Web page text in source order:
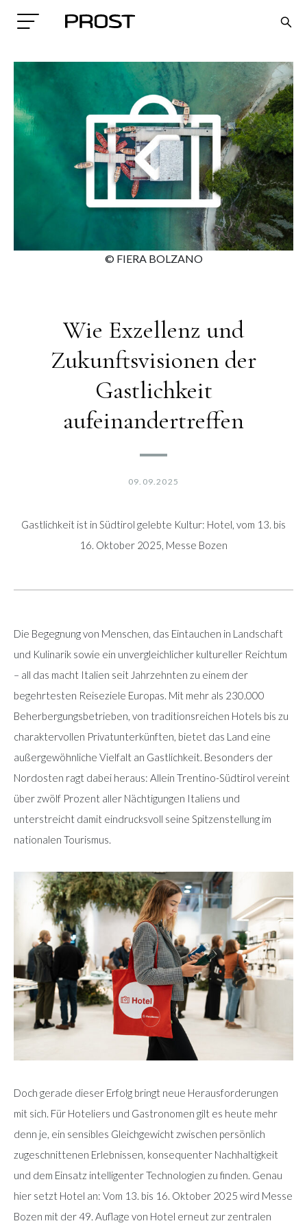
© FIERA BOLZANO
Wie Exzellenz und
Zukunftsvisionen der
Gastlichkeit
aufeinandertreffen
09.09.2025
Gastlichkeit ist in Südtirol gelebte Kultur: Hotel, vom 13. bis
16. Oktober 2025, Messe Bozen
Die Begegnung von Menschen, das Eintauchen in Landschaft
und Kulinarik sowie ein unvergleichlicher kultureller Reichtum
– all das macht Italien seit Jahrzehnten zu einem der
begehrtesten Reiseziele Europas. Mit mehr als 230.000
Beherbergungsbetrieben, von traditionsreichen Hotels bis zu
charaktervollen Privatunterkünften, bietet das Land eine
außergewöhnliche Vielfalt an Gastlichkeit. Besonders der
Nordosten ragt dabei heraus: Allein Trentino-Südtirol vereint
über zwölf Prozent aller Nächtigungen Italiens und
unterstreicht damit eindrucksvoll seine Spitzenstellung im
nationalen Tourismus.
Doch gerade dieser Erfolg bringt neue Herausforderungen
mit sich. Für Hoteliers und Gastronomen gilt es heute mehr
denn je, ein sensibles Gleichgewicht zwischen persönlich
zugeschnittenen Erlebnissen, konsequenter Nachhaltigkeit
und dem Einsatz intelligenter Technologien zu finden. Genau
hier setzt Hotel an: Vom 13. bis 16. Oktober 2025 wird Messe
Bozen mit der 49. Auflage von Hotel erneut zur zentralen